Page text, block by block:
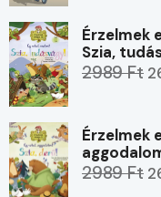
Érzelmek
Szia,
2989 Ft
Érzelmek
2989 Ft